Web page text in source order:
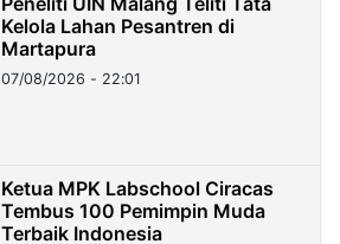
Kelola Lahan Pesantren di
Martapura
07/08/2026 - 22:01
Ketua MPK Labschool Ciracas
Tembus 100 Pemimpin Muda
Terbaik Indonesia